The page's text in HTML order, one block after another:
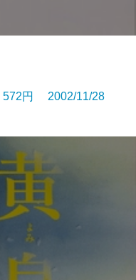
円 2002/11/28